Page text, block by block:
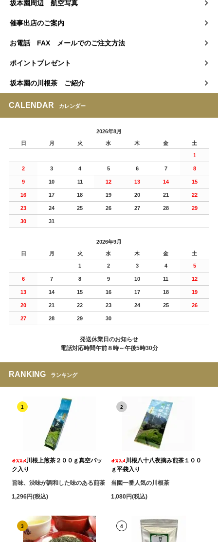
坂本園周辺 航空写真
催事出店のご案内
お電話 FAX メールでのご注文方法
ポイントプレゼント
坂本園の川根茶 ご紹介
CALENDAR カレンダー
2026年8月
日
月 火 水 木 金 土
1
2 3 4 5 6 7 8
9 10 11 12 13 14 15
16 17 18 19 20 21 22
23 24 25 26 27 28 29
30 31
2026年9月
日
月 火 水 木 金 土
1 2 3 4 5
6 7 8 9 10 11 12
13 14 15 16 17 18 19
20 21 22 23 24 25 26
27 28 29 30
発送休業日のお知らせ
電話対応時間午前８時～午後5時30分
RANKING ランキング
1
川根上煎茶２００ｇ真空パッ
ク入り
旨味、渋味が調和した味のある煎茶
1,296円(税込)
2
川根八十八夜摘み煎茶１００
ｇ平袋入り
当園一番人気の川根茶
1,080円(税込)
3 4